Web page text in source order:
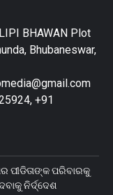
BHAWAN Plot
Bhubaneswar,
+91
ପୀଡିତାଙ୍କ ପରିବାରକୁ
ନିର୍ଦ୍ଦେଶ